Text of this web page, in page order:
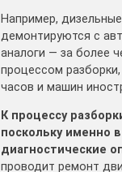
Например,
демонтируются с
аналоги — за более
процессом
часов и машин
К процессу
поскольку именно
диагностические
проводит ремонт